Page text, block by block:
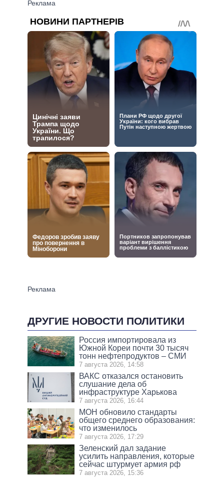
ДРУГИЕ НОВОСТИ ПОЛИТИКИ
Россия импортировала из
Южной Кореи почти 30 тысяч
тонн нефтепродуктов – СМИ
7 августа 2026, 14:58
ВАКС отказался остановить
слушание дела об
инфраструктуре Харькова
7 августа 2026, 16:44
МОН обновило стандарты
общего среднего образования:
что изменилось
7 августа 2026, 17:29
Зеленский дал задание
усилить направления, которые
сейчас штурмует армия рф
7 августа 2026, 15:36